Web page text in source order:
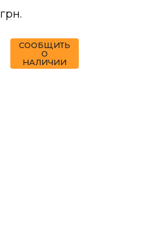
грн.
СООБЩИТЬ
О
НАЛИЧИИ